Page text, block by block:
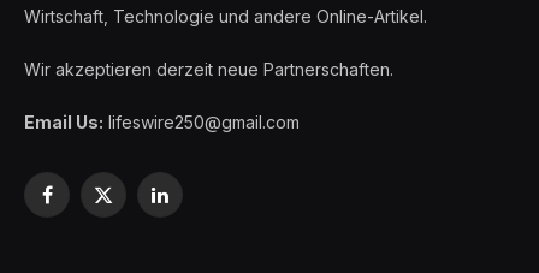
Wirtschaft, Technologie und andere Online-Artikel.
Wir akzeptieren derzeit neue Partnerschaften.
Email Us: lifeswire250@gmail.com
Facebook
X
LinkedIn